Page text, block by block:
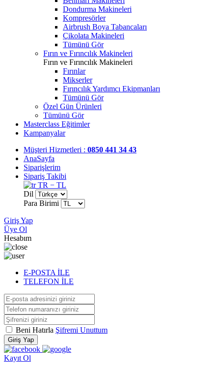
Dondurma Makineleri
Kompresörler
Airbrush Boya Tabancaları
Çikolata Makineleri
Tümünü Gör
Fırın ve Fırıncılık Makineleri
Fırın ve Fırıncılık Makineleri
Fırınlar
Mikserler
Fırıncılık Yardımcı Ekipmanları
Tümünü Gör
Özel Gün Ürünleri
Tümünü Gör
Masterclass Eğitimler
Kampanyalar
Müşteri Hizmetleri : 0850 441 34 43
AnaSayfa
Siparişlerim
Sipariş Takibi
TR − TL
Dil
Para Birimi
Giriş Yap
Üye Ol
Hesabım
E-POSTA İLE
TELEFON İLE
Beni Hatırla Şifremi Unuttum
Giriş Yap
Kayıt Ol